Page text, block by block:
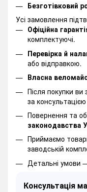
Безготівковий
Усі замовлення
Офіційна
комплектуючі.
Перевірка й
або відправкою.
Власна
Після покупки
за
Повернення та
законодавства
Приймаємо
заводській
Детальні умови
Консультація